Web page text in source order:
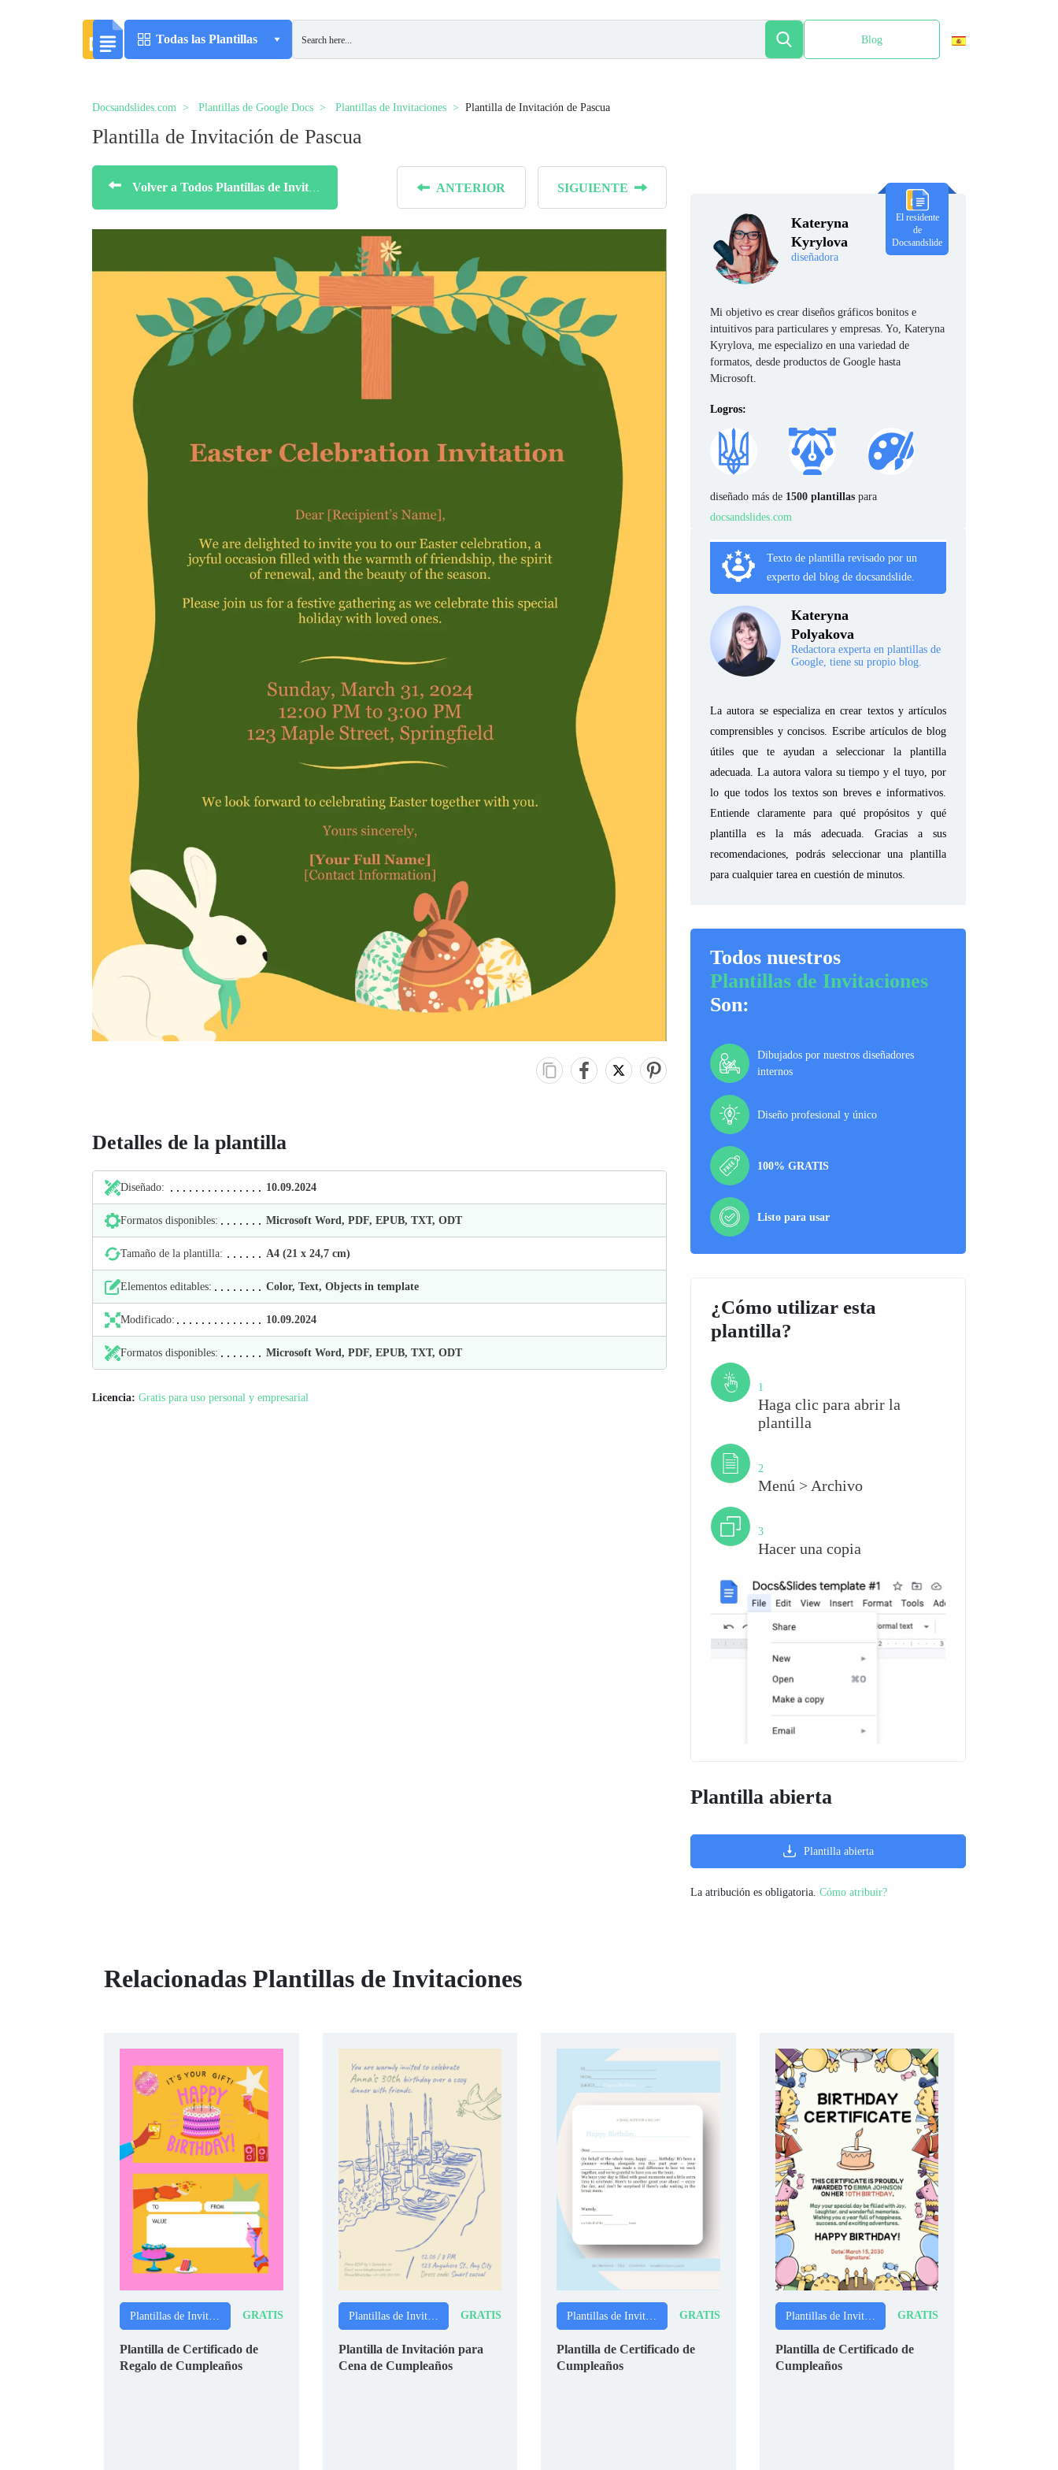
Todas las Plantillas Blog
Docsandslides.com Plantillas de Google Docs Plantillas de Invitaciones Plantilla de Invitación de Pascua
Plantilla de Invitación de Pascua
Volver a Todos Plantillas de Invitaciones ANTERIOR SIGUIENTE
Detalles de la plantilla
Diseñado: 10.09.2024
Formatos disponibles: Microsoft Word, PDF, EPUB, TXT, ODT
Tamaño de la plantilla: А4 (21 х 24,7 cm)
Elementos editables: Color, Text, Objects in template
Modificado: 10.09.2024
Formatos disponibles: Microsoft Word, PDF, EPUB, TXT, ODT
Licencia: Gratis para uso personal y empresarial
Kateryna
Kyrylova
diseñadora
El residente
de
Docsandslide
Mi objetivo es crear diseños gráficos bonitos e
intuitivos para particulares y empresas. Yo, Kateryna
Kyrylova, me especializo en una variedad de
formatos, desde productos de Google hasta
Microsoft.
Logros:
diseñado más de 1500 plantillas para
docsandslides.com
Texto de plantilla revisado por un
experto del blog de docsandslide.
Kateryna
Polyakova
Redactora experta en plantillas de
Google, tiene su propio blog.
La autora se especializa en crear textos y artículos
comprensibles y concisos. Escribe artículos de blog
útiles que te ayudan a seleccionar la plantilla
adecuada. La autora valora su tiempo y el tuyo, por
lo que todos los textos son breves e informativos.
Entiende claramente para qué propósitos y qué
plantilla es la más adecuada. Gracias a sus
recomendaciones, podrás seleccionar una plantilla
para cualquier tarea en cuestión de minutos.
Todos nuestros
Plantillas de Invitaciones
Son:
Dibujados por nuestros diseñadores
internos
Diseño profesional y único
100% GRATIS
Listo para usar
¿Cómo utilizar esta
plantilla?
1
Haga clic para abrir la
plantilla
2
Menú > Archivo
3
Hacer una copia
Plantilla abierta
Plantilla abierta
La atribución es obligatoria. Cómo atribuir?
Relacionadas Plantillas de Invitaciones
GRATIS
Plantilla de Certificado de
Regalo de Cumpleaños
Plantillas de Invitaciones GRATIS
Plantilla de Invitación para
Cena de Cumpleaños
GRATIS
Plantilla de Certificado de
Cumpleaños
Plantillas de Invitaciones GRATIS
Plantilla de Certificado de
Cumpleaños